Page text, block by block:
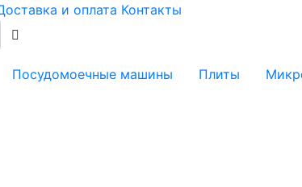
и оплата Контакты
Посудомоечные машины Плиты